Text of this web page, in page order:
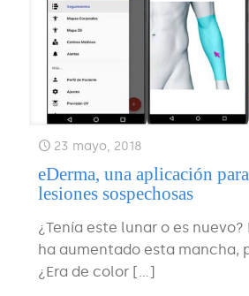
23 mayo, 2018
eDerma, una aplicación
lesiones sospechosas
¿Tenía este lunar o es
ha aumentado esta mancha,
¿Era de color […]